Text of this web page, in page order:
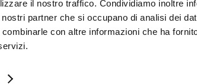
il nostro traffico. Condividiamo inoltre
partner che si occupano di analisi dei
con altre informazioni che ha